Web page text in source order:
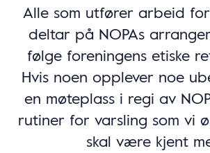
Alle som utfører arbeid
deltar på NOPAs
følge foreningens etiske
Hvis noen opplever noe
en møteplass i regi av
rutiner for varsling som vi
skal være kjent